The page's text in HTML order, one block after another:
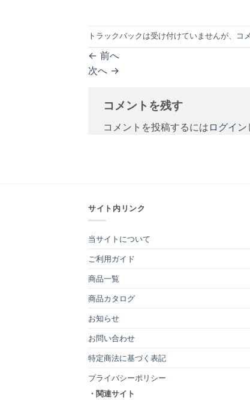
トラックバックは受け付けていませんが、 コ
← 前へ
次へ →
コメントを残す
コメントを投稿するには ログイン
サイト内リンク
当サイトについて
ご利用ガイド
商品一覧
商品カタログ
お知らせ
お問い合わせ
特定商法に基づく表記
プライバシーポリシー
・関連サイト